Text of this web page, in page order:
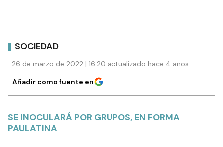
SOCIEDAD
26 de marzo de 2022 | 16:20 actualizado hace 4 años
Añadir como fuente en
SE INOCULARÁ POR GRUPOS, EN FORMA
PAULATINA